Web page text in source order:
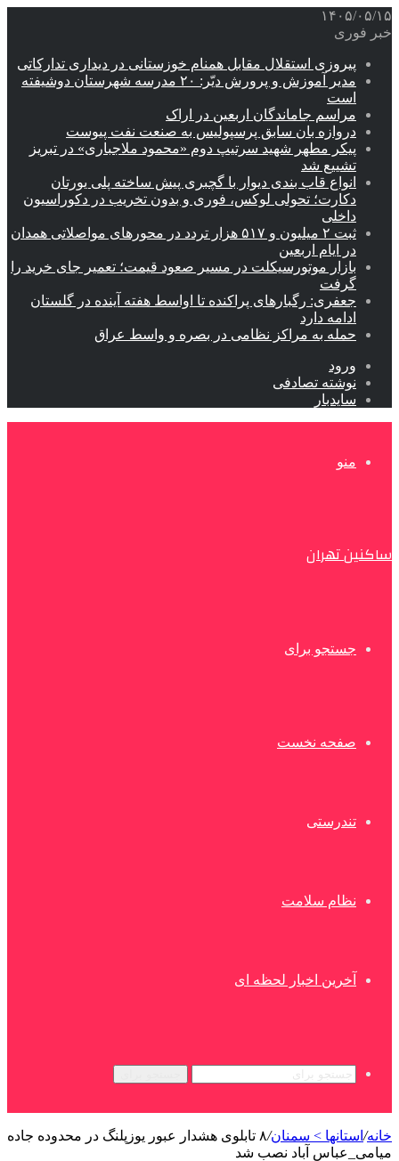
۱۴۰۵/۰۵/۱۵
خبر فوری
پیروزی استقلال مقابل همنام خوزستانی در دیداری تدارکاتی
مدیر آموزش و پرورش دیّر: ۲۰ مدرسه شهرستان دوشیفته
است
مراسم جاماندگان اربعین در اراک
دروازه بان سابق پرسپولیس به صنعت نفت پیوست
پیکر مطهر شهید سرتیپ دوم «محمود ملاجباری» در تبریز
تشییع شد
انواع قاب بندی دیوار با گچبری پیش ساخته پلی یورتان
دکارت؛ تحولی لوکس، فوری و بدون تخریب در دکوراسیون
داخلی
ثبت ۲ میلیون و ۵۱۷ هزار تردد در محورهای مواصلاتی همدان
در ایام اربعین
بازار موتورسیکلت در مسیر صعود قیمت؛ تعمیر جای خرید را
گرفت
جعفری: رگبارهای پراکنده تا اواسط هفته آینده در گلستان
ادامه دارد
حمله به مراکز نظامی در بصره و واسط عراق
ورود
نوشته تصادفی
سایدبار
منو
ساکنین تهران
جستجو برای
صفحه نخست
تندرستی
نظام سلامت
آخرین اخبار لحظه ای
خانه/ استانها > سمنان/
۸ تابلوی هشدار عبور یوزپلنگ در محدوده جاده
میامی_عباس آباد نصب شد